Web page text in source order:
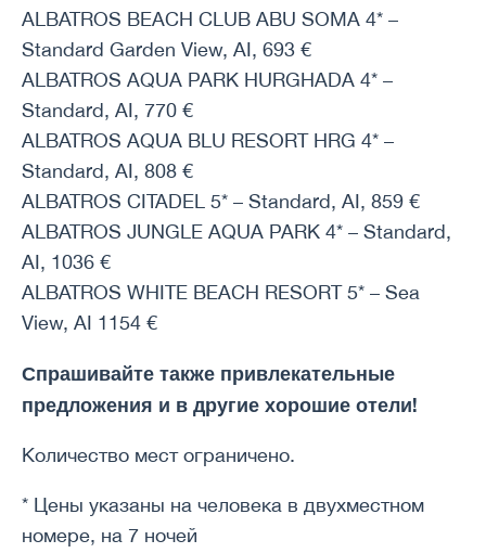
ALBATROS BEACH CLUB ABU SOMA 4* –
Standard Garden View, AI, 693 €
ALBATROS AQUA PARK HURGHADA 4* –
Standard, AI, 770 €
ALBATROS AQUA BLU RESORT HRG 4* –
Standard, AI, 808 €
ALBATROS CITADEL 5* – Standard, AI, 859 €
ALBATROS JUNGLE AQUA PARK 4* – Standard,
AI, 1036 €
ALBATROS WHITE BEACH RESORT 5* – Sea
View, AI 1154 €
Спрашивайте также привлекательные
предложения и в другие хорошие отели!
Количество мест ограничено.
* Цены указаны на человека в двухместном
номере, на 7 ночей